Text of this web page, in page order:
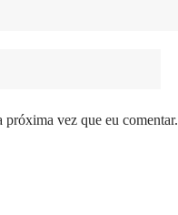
próxima vez que eu comentar.